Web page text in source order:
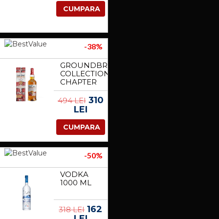
BUTT
PLUG-URI
CUMPARA
-38%
GROUNDBREAKER
COLLECTION
CHAPTER
1 700 ML
494 LEI310
LEI
CUMPARA
-50%
VODKA
1000 ML
318 LEI162